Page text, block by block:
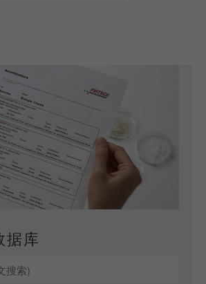
据库